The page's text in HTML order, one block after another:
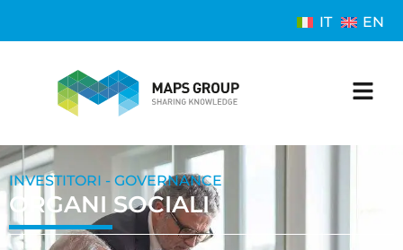
IT EN
INVESTITORI - GOVERNANCE
ORGANI SOCIALI